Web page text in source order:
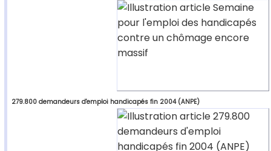
279.800 demandeurs d'emploi handicapés fin 2004 (ANPE)